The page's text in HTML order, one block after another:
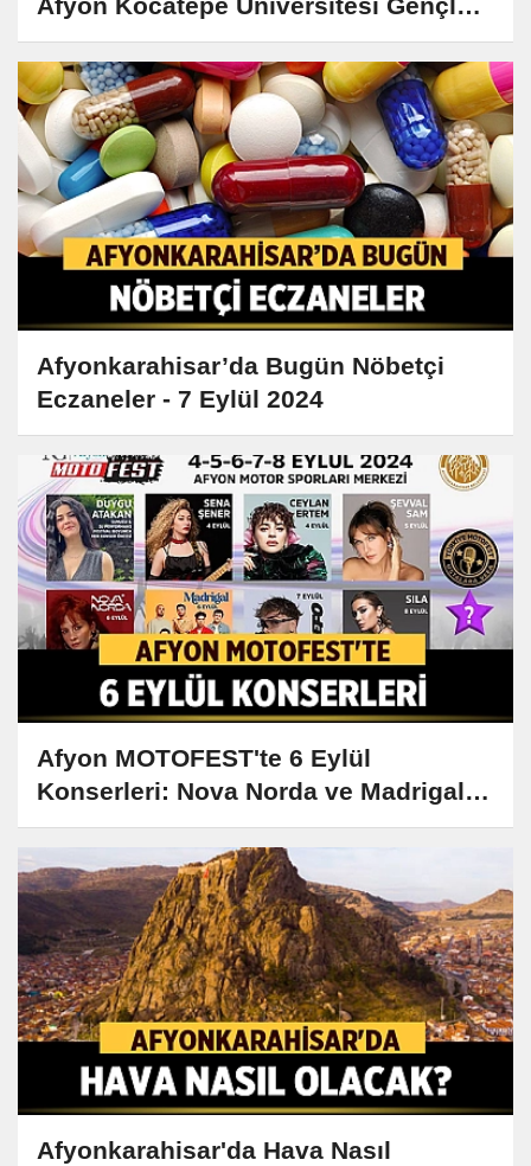
Afyon Kocatepe Üniversitesi Gençleri
Bekliyor
Afyonkarahisar’da Bugün Nöbetçi
Eczaneler - 7 Eylül 2024
Afyon MOTOFEST'te 6 Eylül
Konserleri: Nova Norda ve Madrigal
Sahne Alacak!
Afyonkarahisar'da Hava Nasıl